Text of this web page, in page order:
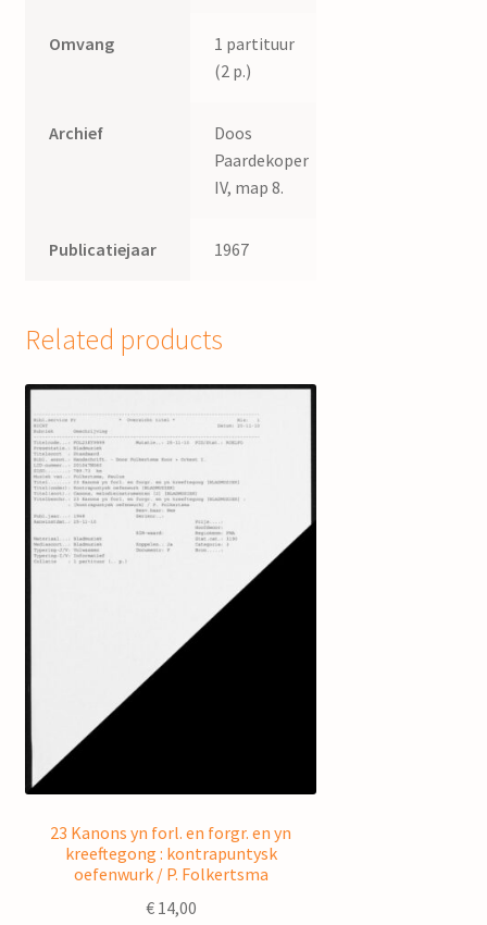
Omvang
1 partituur
(2 p.)
Archief
Doos
Paardekoper
IV, map 8.
Publicatiejaar 1967
Related products
23 Kanons yn forl. en forgr. en yn
kreeftegong : kontrapuntysk
oefenwurk / P. Folkertsma
€14,00